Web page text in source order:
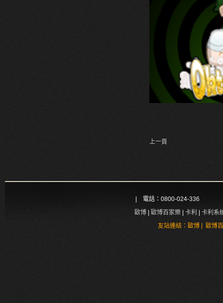
上一頁
| 電話：0800-024-336
歐博
歐博百家樂 卡利
卡利系
友站連結： 歐博| 歐博